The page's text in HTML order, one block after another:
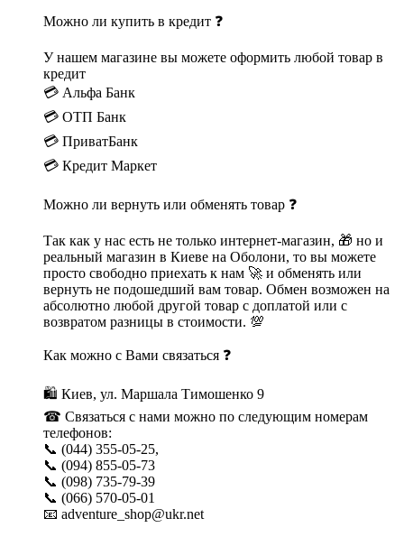
Можно ли купить в кредит ❓
У нашем магазине вы можете оформить любой товар в
кредит
💳 Альфа Банк
💳 ОТП Банк
💳 ПриватБанк
💳 Кредит Маркет
Можно ли вернуть или обменять товар ❓
Так как у нас есть не только интернет-магазин, 🎁 но и
реальный магазин в Киеве на Оболони, то вы можете
просто свободно приехать к нам 🚀 и обменять или
вернуть не подошедший вам товар. Обмен возможен на
абсолютно любой другой товар с доплатой или с
возвратом разницы в стоимости. 💯
Как можно с Вами связаться ❓
🛍 Киев, ул. Маршала Тимошенко 9
☎ Связаться с нами можно по следующим номерам
телефонов:
📞 (044) 355-05-25,
📞 (094) 855-05-73
📞 (098) 735-79-39
📞 (066) 570-05-01
📧 adventure_shop@ukr.net